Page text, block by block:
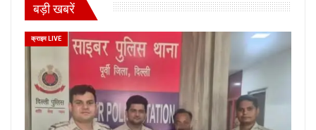
बड़ी खबरें
क्राइम LIVE